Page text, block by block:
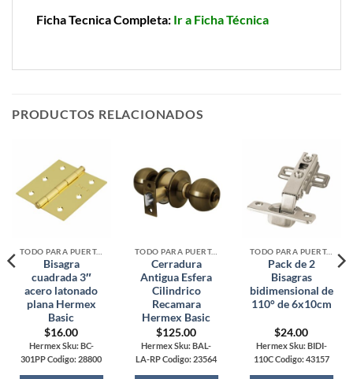
Ficha Tecnica Completa: Ir a Ficha Técnica
PRODUCTOS RELACIONADOS
TODO PARA PUERTAS, CAJONES Y CLOSETS
Bisagra
cuadrada 3″
acero latonado
plana Hermex
Basic
$16.00
Hermex Sku: BC-
301PP Codigo: 28800
TODO PARA PUERTAS, CAJONES Y CLOSETS
Cerradura
Antigua Esfera
Cilindrico
Recamara
Hermex Basic
$125.00
Hermex Sku: BAL-
LA-RP Codigo: 23564
TODO PARA PUERTAS, CAJONES Y CLOSETS
Pack de 2
Bisagras
bidimensional de
110° de 6x10cm
$24.00
Hermex Sku: BIDI-
110C Codigo: 43157